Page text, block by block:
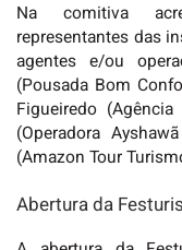
Na comitiva
representantes das
agentes e/ou
(Pousada Bom
Figueiredo
(Operadora
(Amazon Tour
Abertura da Festuris